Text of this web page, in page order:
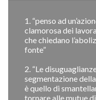
1. “penso ad
clamorosa dei
che chiedano
fonte”
2. “Le
segmentazione
è quello di
tornare alle mutue